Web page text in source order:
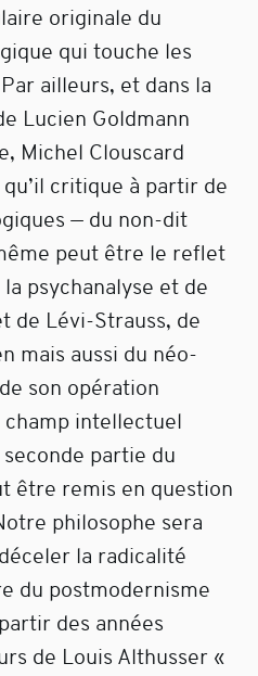
originale du
qui touche les
ailleurs, et dans la
Lucien Goldmann
Michel Clouscard
critique à partir de
— du non-dit
peut être le reflet
psychanalyse et de
de Lévi-Strauss, de
mais aussi du néo-
son opération
intellectuel
partie du
être remis en question
philosophe sera
la radicalité
du postmodernisme
des années
de Louis Althusser «